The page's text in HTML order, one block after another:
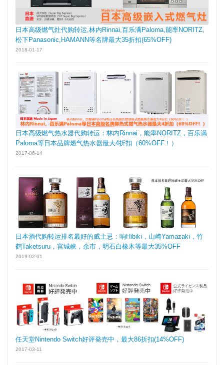
日本高级燃气灶代购转运,林内Rinnai,百乐满Paloma,能率NORITZ,
松下Panasonic,HAMANN等名牌最大35折扣(65%OFF)
2018-01-17
日本高级燃气热水器代购转运：林内Rinnai，能率NORITZ，百乐满
Paloma等日本品牌燃气热水器最大4折扣（60%OFF！）
2017-06-14
日本酒代购转运排名最好的威士忌：响Hibiki，山崎Yamazaki，竹
鹤Taketsuru，宫城峡，余市，明石白橡木等最大35%OFF
2019-02-01
任天堂Nintendo Switch好评発売中，最大86折扣(14%OFF)
2017-03-11